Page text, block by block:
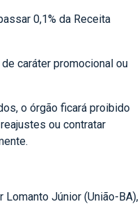
0,1% da Receita
caráter promocional ou
o órgão ficará proibido
ou contratar
Lomanto Júnior (União-BA),